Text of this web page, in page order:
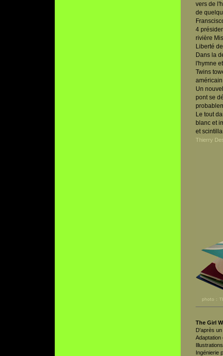
vers de
de
4
rivière
Liberté
Dans la
l'hymne
Twins
Un
pont se
Le tout
blanc et
et
Thierry
The Girl
D'après
Adaptation
Ingénierie